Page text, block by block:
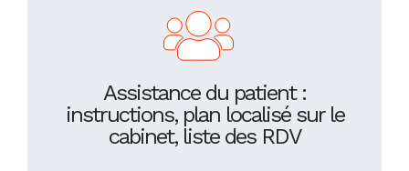
Assistance du patient :
instructions, plan localisé sur le
cabinet, liste des RDV